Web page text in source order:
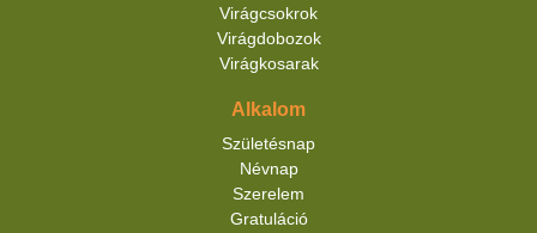
Virágcsokrok
Virágdobozok
Virágkosarak
Alkalom
Születésnap
Névnap
Szerelem
Gratuláció